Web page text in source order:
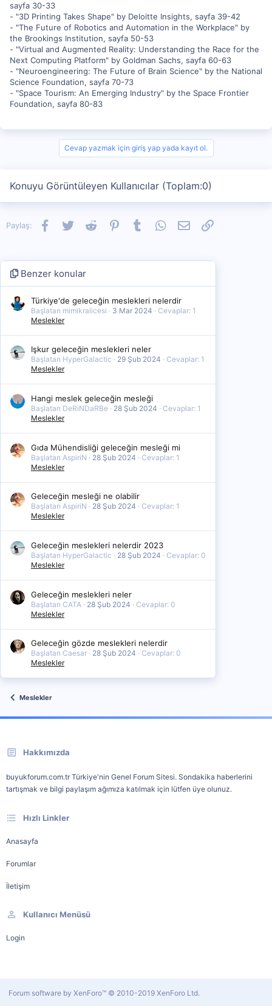
sayfa 30-33
- "3D Printing Takes Shape" by Deloitte Insights, sayfa 39-42
- "The Future of Robotics and Automation in the Workplace" by
the Brookings Institution, sayfa 50-53
- "Virtual and Augmented Reality: Understanding the Race for the
Next Computing Platform" by Goldman Sachs, sayfa 60-63
- "Neuroengineering: The Future of Brain Science" by the National
Science Foundation, sayfa 70-73
- "Space Tourism: An Emerging Industry" by the Space Frontier
Foundation, sayfa 80-83
Cevap yazmak için giriş yap yada kayıt ol.
Konuyu Görüntüleyen Kullanıcılar (Toplam:0)
Paylaş: Facebook
TwitterReddit PinterestTumblrWhatsApp
E-postaLink
Benzer konular
Türkiye'de geleceğin meslekleri nelerdir
Başlatan mimikralicesi 3 Mar 2024
Cevaplar: 1
Meslekler
Işkur geleceğin meslekleri neler
Başlatan HyperGalactic 29 Şub 2024
Cevaplar: 1
Meslekler
Hangi meslek geleceğin mesleği
Başlatan DeRiNDaRBe 28 Şub 2024
Cevaplar: 1
Meslekler
Gıda Mühendisliği geleceğin mesleği mi
Başlatan AspiriN 28 Şub 2024
Cevaplar: 1
Meslekler
Geleceğin mesleği ne olabilir
Başlatan AspiriN 28 Şub 2024
Cevaplar: 1
Meslekler
Geleceğin meslekleri nelerdir 2023
Başlatan HyperGalactic 28 Şub 2024
Cevaplar: 0
Meslekler
Geleceğin meslekleri neler
Başlatan CATA 28 Şub 2024
Cevaplar: 0
Meslekler
Geleceğin gözde meslekleri nelerdir
Başlatan Caesar 28 Şub 2024
Cevaplar: 0
Meslekler
Meslekler
Hakkımızda
buyukforum.com.tr Türkiye'nin Genel Forum Sitesi. Sondakika haberlerini
tartışmak ve bilgi paylaşım ağımıza katılmak için lütfen üye olunuz.
Hızlı Linkler
Anasayfa
Forumlar
İletişim
Kullanıcı Menüsü
Login
Forum software by XenForo™ © 2010-2019 XenForo Ltd.